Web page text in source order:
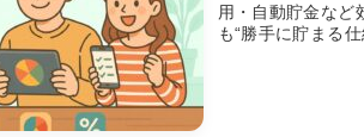
用・自動貯金など
も“勝手に貯まる